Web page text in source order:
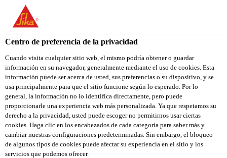
You are accessing "Sika Ecuador", it seems you are accessing it
from "Estados Unidos". We have a dedicated website for your
country.
TO
SIKA
USA
STAY ON THE SIKA
ECUADOR WEBSITE
SELECT A
COUNTRY
Sika Ecuador
SIKA @ SALON
NAUTICO
Industria Eventos Sika @ Salon Nautico
09/10/2019 - 13/10/2019
Centro de preferencia de la privacidad
Cuando visita cualquier sitio web, el mismo podría obtener o guardar
información en su navegador, generalmente mediante el uso de cookies. Esta
información puede ser acerca de usted, sus preferencias o su dispositivo, y se
usa principalmente para que el sitio funcione según lo esperado. Por lo
general, la información no lo identifica directamente, pero puede
proporcionarle una experiencia web más personalizada. Ya que respetamos su
derecho a la privacidad, usted puede escoger no permitirnos usar ciertas
cookies. Haga clic en los encabezados de cada categoría para saber más y
cambiar nuestras configuraciones predeterminadas. Sin embargo, el bloqueo
de algunos tipos de cookies puede afectar su experiencia en el sitio y los
servicios que podemos ofrecer.